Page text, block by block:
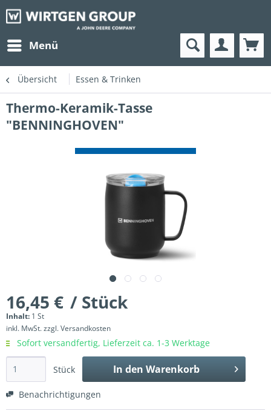
Menü
Übersicht Essen & Trinken
Thermo-Keramik-Tasse
"BENNINGHOVEN"
16,45 € / Stück
Inhalt: 1 St
inkl. MwSt.zzgl. Versandkosten
Sofort versandfertig, Lieferzeit ca. 1-3 Werktage
Stück In den Warenkorb
Benachrichtigungen